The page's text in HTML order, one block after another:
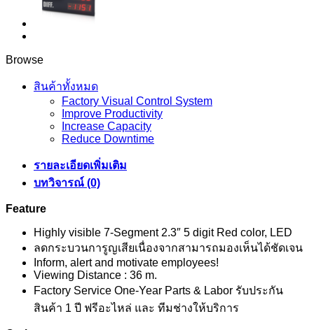
Browse
สินค้าทั้งหมด
Factory Visual Control System
Improve Productivity
Increase Capacity
Reduce Downtime
รายละเอียดเพิ่มเติม
บทวิจารณ์ (0)
Feature
Highly visible 7-Segment 2.3″ 5 digit Red color, LED
ลดกระบวนการูญเสียเนื่องจากสามารถมองเห็นได้ชัดเจน
Inform, alert and motivate employees!
Viewing Distance : 36 m.
Factory Service One-Year Parts & Labor รับประกัน
สินค้า 1 ปี ฟรีอะไหล่ และ ทีมช่างให้บริการ